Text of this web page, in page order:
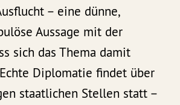
– eine dünne,
Aussage mit der
sich das Thema damit
Diplomatie findet über
staatlichen Stellen statt –